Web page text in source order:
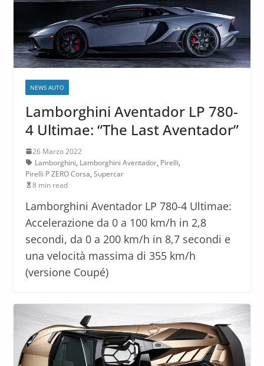
NEWS AUTO
Lamborghini Aventador LP 780-
4 Ultimae: “The Last Aventador”
26 Marzo 2022
Lamborghini, Lamborghini Aventador, Pirelli,
Pirelli P ZERO Corsa, Supercar
8 min read
Lamborghini Aventador LP 780-4 Ultimae:
Accelerazione da 0 a 100 km/h in 2,8
secondi, da 0 a 200 km/h in 8,7 secondi e
una velocità massima di 355 km/h
(versione Coupé)